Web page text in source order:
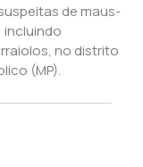
de maus-
incluindo
no distrito
(MP).